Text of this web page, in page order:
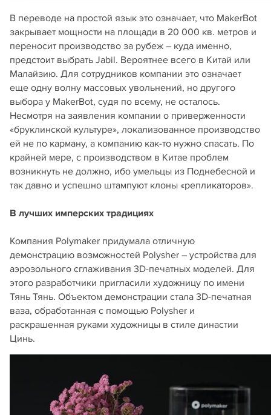
В переводе на простой язык это означает, что MakerBot
закрывает мощности на площади в 20 000 кв. метров и
переносит производство за рубеж – куда именно,
предстоит выбрать Jabil. Вероятнее всего в Китай или
Малайзию. Для сотрудников компании это означает
еще одну волну массовых увольнений, но другого
выбора у MakerBot, судя по всему, не осталось.
Несмотря на заявления компании о приверженности
«бруклинской культуре», локализованное производство
ей не по карману, а компанию как-то нужно спасать. По
крайней мере, с производством в Китае проблем
возникнуть не должно, ибо умельцы из Поднебесной и
так давно и успешно штампуют клоны «репликаторов».
В лучших имперских традициях
Компания Polymaker придумала отличную
демонстрацию возможностей Polysher – устройства для
аэрозольного сглаживания 3D-печатных моделей. Для
этого разработчики пригласили художницу по имени
Тянь Тянь. Объектом демонстрации стала 3D-печатная
ваза, обработанная с помощью Polysher и
раскрашенная руками художницы в стиле династии
Цинь.